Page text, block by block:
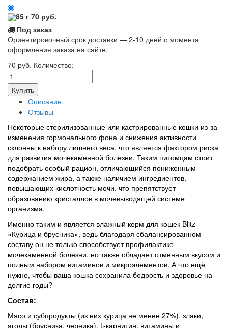
85 г 70 руб.
Под заказ
Ориентировочный срок доставки — 2-10 дней с момента
оформления заказа на сайте.
70 руб. Количество:
Описание
Отзывы
Некоторые стерилизованные или кастрированные кошки из-за
изменения гормонального фона и снижения активности
склонны к набору лишнего веса, что является фактором риска
для развития мочекаменной болезни. Таким питомцам стоит
подобрать особый рацион, отличающийся пониженным
содержанием жира, а также наличием ингредиентов,
повышающих кислотность мочи, что препятствует
образованию кристаллов в мочевыводящей системе
организма.
Именно таким и является влажный корм для кошек Blitz
«Курица и брусника», ведь благодаря сбалансированном
составу он не только способствует профилактике
мочекаменной болезни, но также обладает отменным вкусом и
полным набором витаминов и микроэлементов. А что ещё
нужно, чтобы ваша кошка сохранила бодрость и здоровье на
долгие годы?
Состав:
Мясо и субпродукты (из них курица не менее 27%), злаки,
ягоды (брусника, черника), L-карнитин, витамины и